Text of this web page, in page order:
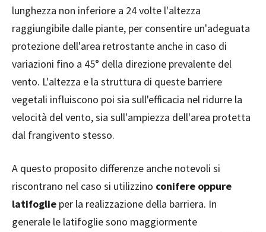
lunghezza non inferiore a 24 volte l'altezza
raggiungibile dalle piante, per consentire un'adeguata
protezione dell'area retrostante anche in caso di
variazioni fino a 45° della direzione prevalente del
vento. L'altezza e la struttura di queste barriere
vegetali influiscono poi sia sull'efficacia nel ridurre la
velocità del vento, sia sull'ampiezza dell'area protetta
dal frangivento stesso.
A questo proposito differenze anche notevoli si
riscontrano nel caso si utilizzino conifere oppure
latifoglie per la realizzazione della barriera. In
generale le latifoglie sono maggiormente